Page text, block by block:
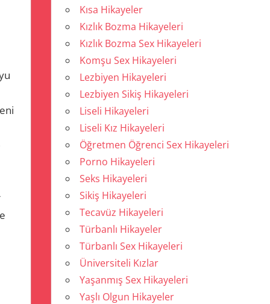
Kısa Hikayeler
Kızlık Bozma Hikayeleri
Kızlık Bozma Sex Hikayeleri
Komşu Sex Hikayeleri
Lezbiyen Hikayeleri
Lezbiyen Sikiş Hikayeleri
Liseli Hikayeleri
Liseli Kız Hikayeleri
Öğretmen Öğrenci Sex Hikayeleri
Porno Hikayeleri
Seks Hikayeleri
Sikiş Hikayeleri
Tecavüz Hikayeleri
Türbanlı Hikayeler
Türbanlı Sex Hikayeleri
Üniversiteli Kızlar
Yaşanmış Sex Hikayeleri
Yaşlı Olgun Hikayeler